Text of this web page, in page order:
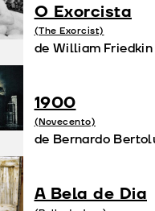
O Exorcista
(The Exorcist)
de William Friedkin
1900
(Novecento)
de Bernardo
A Bela de Dia